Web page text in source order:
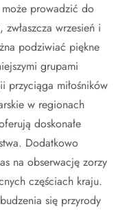
prowadzić do
wrzesień i
podziwiać piękne
grupami
przyciąga miłośników
w regionach
doskonałe
Dodatkowo
na obserwację zorzy
częściach kraju.
się przyrody